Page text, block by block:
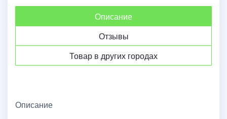
Описание
Отзывы
Товар в других городах
Описание